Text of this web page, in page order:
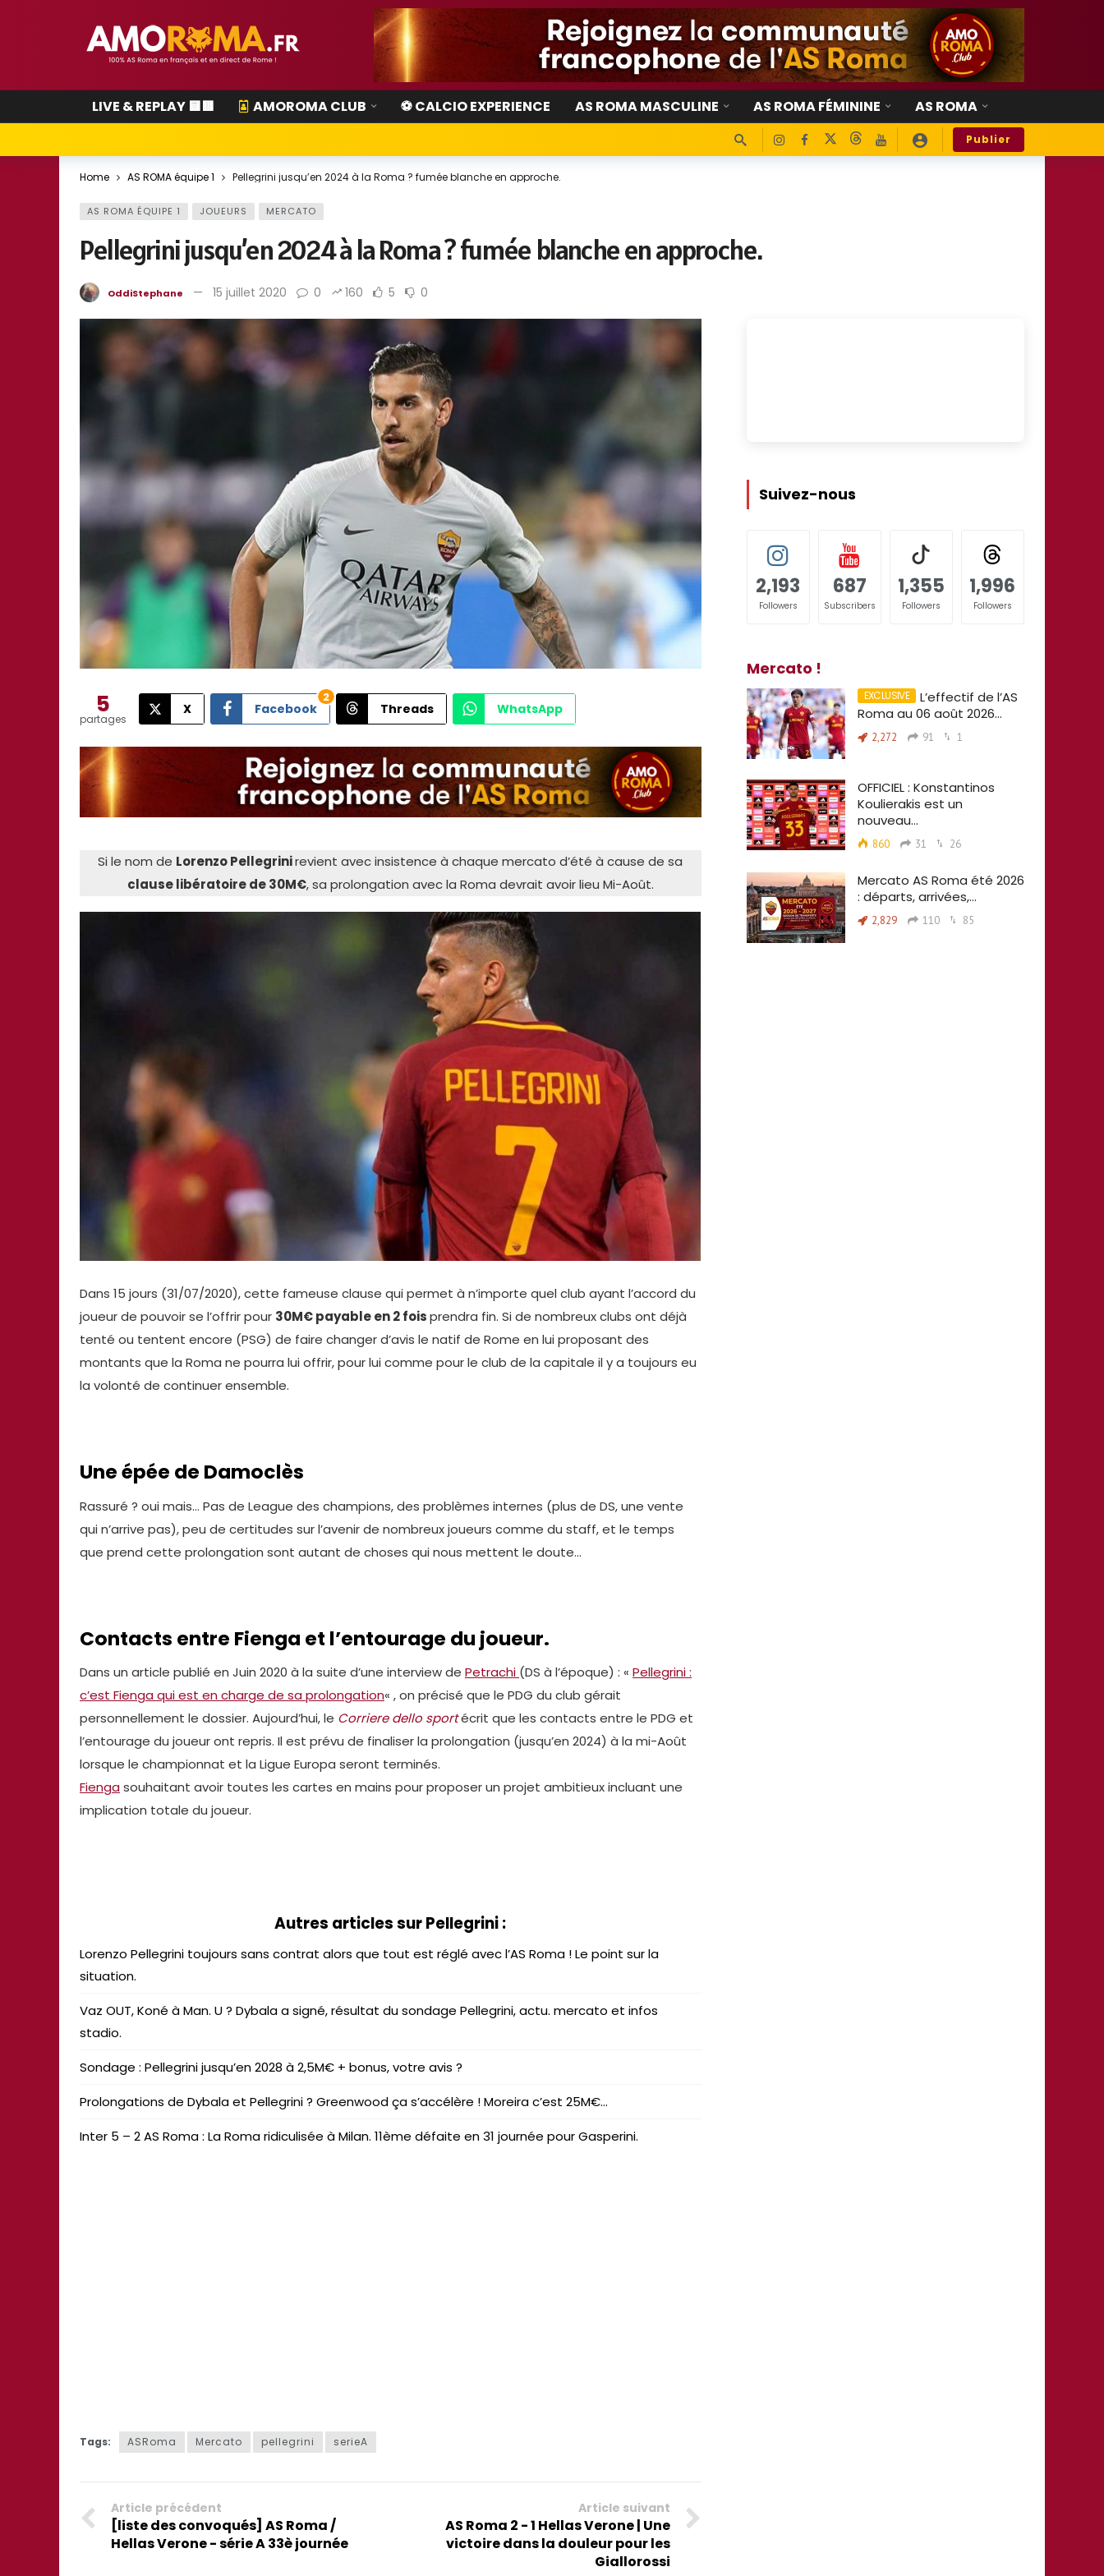
LIVE & REPLAY 🟨🟥 AMOROMA CLUB ⚽ CALCIO EXPERIENCE AS ROMA MASCULINE AS ROMA FÉMININE AS ROMA
Publier
Home AS ROMA équipe 1 Pellegrini jusqu’en 2024 à la Roma ? fumée blanche en approche.
AS ROMA ÉQUIPE 1 JOUEURS MERCATO
Pellegrini jusqu’en 2024 à la Roma ? fumée blanche en approche.
OddiStephane 15 juillet 2020 0 160 5 0
5
partages
X Facebook
2
Threads WhatsApp
Si le nom de Lorenzo Pellegrinirevient avec insistence à chaque mercato d’été à cause de sa
clause libératoire de 30M€, sa prolongation avec la Roma devrait avoir lieu Mi-Août.
Dans 15 jours (31/07/2020), cette fameuse clause qui permet à n’importe quel club ayant l’accord du
joueur de pouvoir se l’offrir pour 30M€ payable en 2 foisprendra fin. Si de nombreux clubs ont déjà
tenté ou tentent encore (PSG) de faire changer d’avis le natif de Rome en lui proposant des
montants que la Roma ne pourra lui offrir, pour lui comme pour le club de la capitale il y a toujours eu
la volonté de continuer ensemble.
Une épée de Damoclès
Rassuré ? oui mais… Pas de League des champions, des problèmes internes (plus de DS, une vente
qui n’arrive pas), peu de certitudes sur l’avenir de nombreux joueurs comme du staff, et le temps
que prend cette prolongation sont autant de choses qui nous mettent le doute…
Contacts entre Fienga et l’entourage du joueur.
Dans un article publié en Juin 2020 à la suite d’une interview de Petrachi (DS à l’époque) : « Pellegrini :
c’est Fienga qui est en charge de sa prolongation« , on précisé que le PDG du club gérait
personnellement le dossier. Aujourd’hui, le Corriere dello sportécrit que les contacts entre le PDG et
l’entourage du joueur ont repris. Il est prévu de finaliser la prolongation (jusqu’en 2024) à la mi-Août
lorsque le championnat et la Ligue Europa seront terminés.
Fiengasouhaitant avoir toutes les cartes en mains pour proposer un projet ambitieux incluant une
implication totale du joueur.
Autres articles sur Pellegrini :
Lorenzo Pellegrini toujours sans contrat alors que tout est réglé avec l’AS Roma ! Le point sur la
situation.
Vaz OUT, Koné à Man. U ? Dybala a signé, résultat du sondage Pellegrini, actu. mercato et infos
stadio.
Sondage : Pellegrini jusqu’en 2028 à 2,5M€ + bonus, votre avis ?
Prolongations de Dybala et Pellegrini ? Greenwood ça s’accélère ! Moreira c’est 25M€…
Inter 5 – 2 AS Roma : La Roma ridiculisée à Milan. 11ème défaite en 31 journée pour Gasperini.
Tags: ASRoma Mercato pellegrini serieA
Article précédent
[liste des convoqués] AS Roma /
Hellas Verone - série A 33è journée
Article suivant
AS Roma 2 - 1 Hellas Verone | Une
victoire dans la douleur pour les
Giallorossi
Suivez-nous
2,193
Followers
687
Subscribers
1,355
Followers
1,996
Followers
Mercato !
L’effectif de l’AS
Roma au 06 août 2026…
2,272 91 1
OFFICIEL : Konstantinos
Koulierakis est un
nouveau…
860 31 26
Mercato AS Roma été 2026
: départs, arrivées,…
2,829 110 85